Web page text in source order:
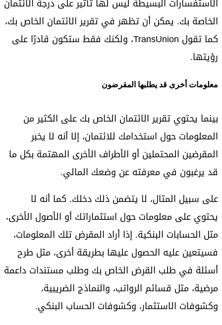
الاستفسارات البسيطة ليس لها تأثير على درجة الائتمان
الخاصة بك. يمكن أن تظهر في تقرير الائتمان الخاص بك،
كما تقول TransUnion، ولكنك فقط ستكون قادرًا على
رؤيتها.
معلومات أخرى قد يطلبها المقرضون
بينما يحتوي تقرير الائتمان الخاص بك على الكثير من
المعلومات حول استخدامك للائتمان، إلا أنه لا يخبر
المقرضين المحتملين أو الأطراف الأخرى المهتمة بكل ما
قد يرغبون في معرفته عن وضعك المالي.
على سبيل المثال، لا يتضمن ذلك دخلك. كما أنه لا
يحتوي على معلومات حول استثماراتك أو الأصول الأخرى،
مثل الحسابات البنكية. إذا أراد المقرض تلك المعلومات،
فسيتعين عليه الحصول عليها بطريقة أخرى، مثل طرح
أسئلة في طلب القرض الخاص بك وطلب مستندات داعمة
مرضية، مثل قسائم الرواتب، والنماذج الضريبية،
وكشوفات الاستثمار، وكشوفات الحساب البنكي.